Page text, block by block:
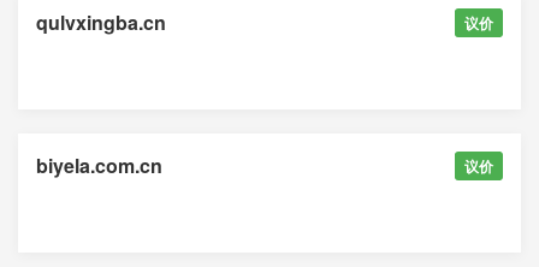
qulvxingba.cn 议价
biyela.com.cn 议价